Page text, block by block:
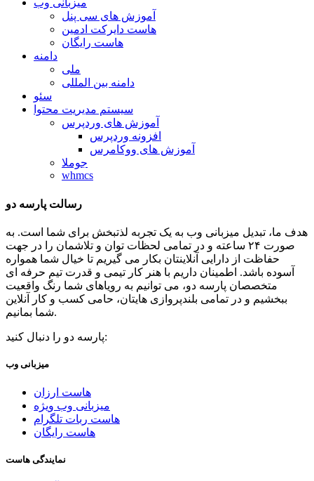
میزبانی وب
آموزش های سی پنل
هاست دایرکت ادمین
هاست رایگان
دامنه
ملی
دامنه بین المللی
سئو
سیستم مدیریت محتوا
آموزش های وردپرس
افزونه وردپرس
آموزش های ووکامرس
جوملا
whmcs
رسالت پارسه دو
هدف ما، تبدیل میزبانی وب به یک تجربه لذتبخش برای شما است. به
صورت ۲۴ ساعته و در تمامی لحظات توان و تلاشمان را در جهت
حفاظت از دارایی آنلاینتان بکار می گیریم تا خیال شما همواره
آسوده باشد. اطمینان داریم با هنر کار تیمی و قدرت تیم حرفه ای
متخصصان پارسه دو، می توانیم به رویاهای شما رنگ واقعیت
ببخشیم و در تمامی بلندپروازی هایتان، حامی کسب و کار آنلاین
شما بمانیم.
پارسه دو را دنبال کنید:
میزبانی وب
هاست ارزان
میزبانی وب ویژه
هاست ربات تلگرام
هاست رایگان
نمایندگی هاست